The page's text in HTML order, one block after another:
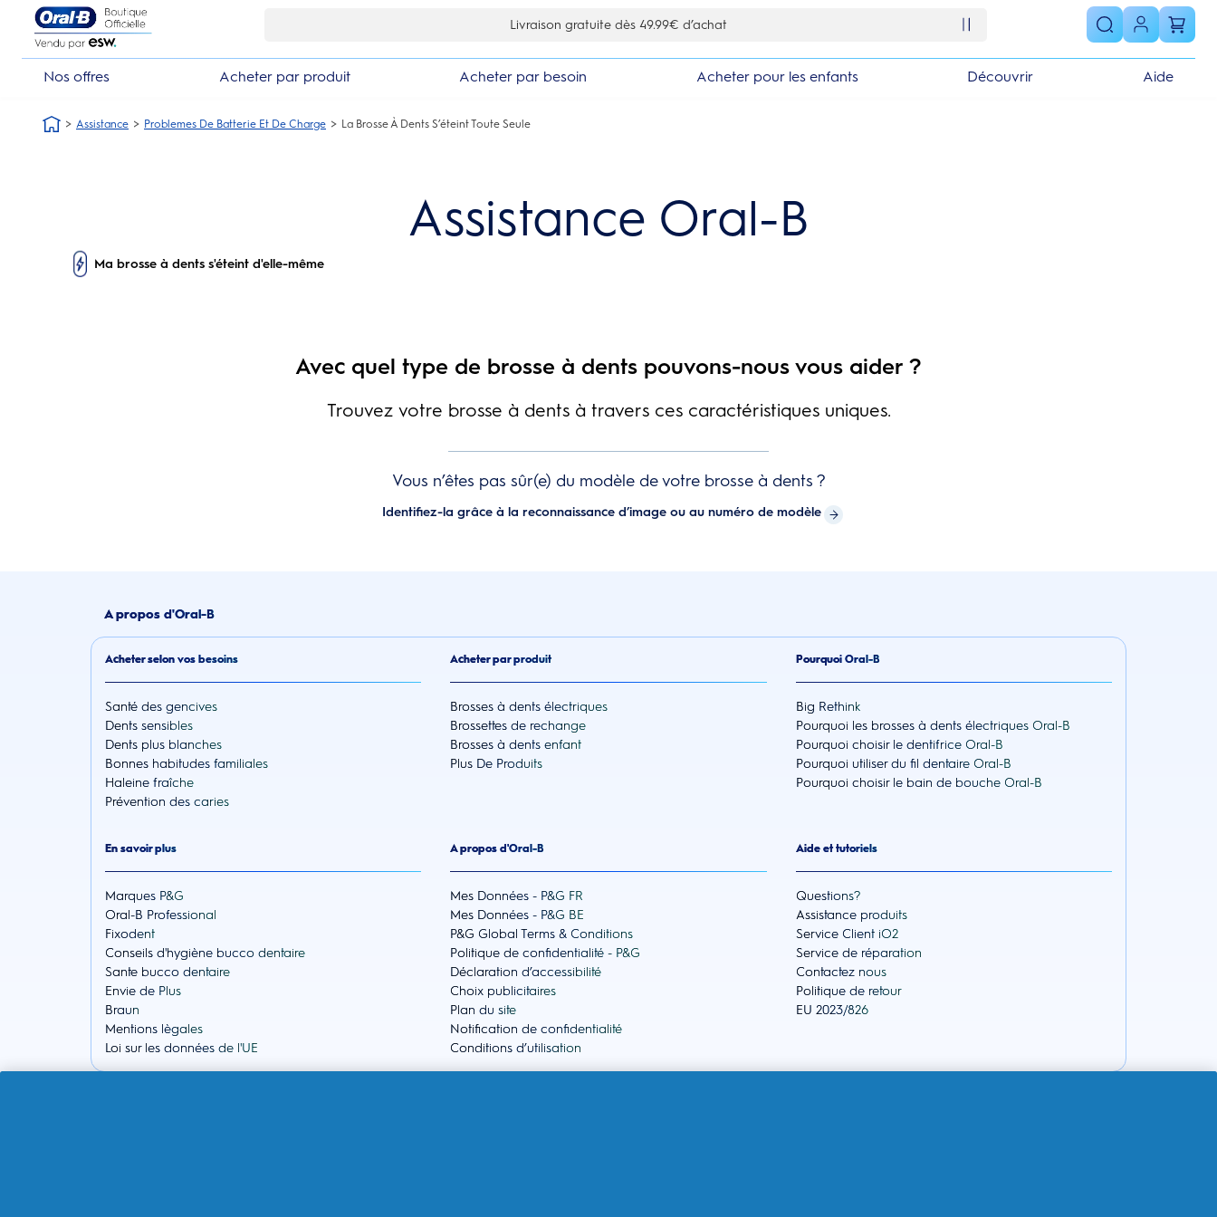
Skip Navigation1
Livraison gratuite dès 49.99€ d’achat
Nos offres Acheter par produit Acheter par besoin Acheter pour les enfants Découvrir Aide
Assistance Problemes De Batterie Et De Charge La Brosse À Dents S’éteint Toute Seule
Assistance Oral-B
Ma brosse à dents s'éteint d'elle-même
Avec quel type de brosse à dents pouvons-nous vous aider ?
Trouvez votre brosse à dents à travers ces caractéristiques uniques.
Vous n’êtes pas sûr(e) du modèle de votre brosse à dents ?
Identifiez-la grâce à la reconnaissance d’image ou au numéro de modèle
A propos d'Oral-B
Acheter selon vos besoins
Santé des gencives
Dents sensibles
Dents plus blanches
Bonnes habitudes familiales
Haleine fraîche
Prévention des caries
Acheter par produit
Brosses à dents électriques
Brossettes de rechange
Brosses à dents enfant
Plus De Produits
Pourquoi Oral-B
Big Rethink
Pourquoi les brosses à dents électriques Oral-B
Pourquoi choisir le dentifrice Oral-B
Pourquoi utiliser du fil dentaire Oral-B
Pourquoi choisir le bain de bouche Oral-B
En savoir plus
Marques P&G
Oral-B Professional
Fixodent
Conseils d'hygiène bucco dentaire
Sante bucco dentaire
Envie de Plus
Braun
Mentions lègales
Loi sur les données de l'UE
A propos d'Oral-B
Mes Données - P&G FR
Mes Données - P&G BE
P&G Global Terms & Conditions
Politique de confidentialité - P&G
Déclaration d’accessibilité
Choix publicitaires
Plan du site
Notification de confidentialité
Conditions d’utilisation
Aide et tutoriels
Questions?
Assistance produits
Service Client iO2
Service de réparation
Contactez nous
Politique de retour
EU 2023/826